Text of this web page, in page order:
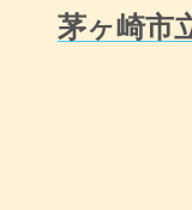
茅ヶ崎市